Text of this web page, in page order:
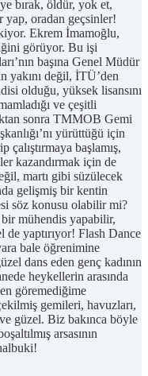
bırak, öldür, yok et,
oradan geçsinler!
Ekrem İmamoğlu,
görüyor. Bu işi
başına Genel Müdür
yakını değil, İTÜ’den
olduğu, yüksek lisansını
ve çeşitli
sonra TMMOB Gemi
yürüttüğü için
çalıştırmaya başlamış,
kazandırmak için de
martı gibi süzülecek
gelişmiş bir kentin
söz konusu olabilir mi?
mühendis yapabilir,
de yaptırıyor! Flash Dance
bale öğrenimine
dans eden genç kadının
heykellerin arasında
göremediğime
gemileri, havuzları,
güzel. Biz bakınca böyle
arsasının